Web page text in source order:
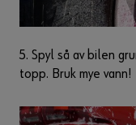
5. Spyl så av bilen
topp. Bruk mye vann!